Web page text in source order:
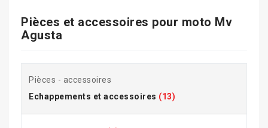
Pièces et accessoires pour moto Mv
Agusta
Pièces - accessoires
Echappements et accessoires (13)